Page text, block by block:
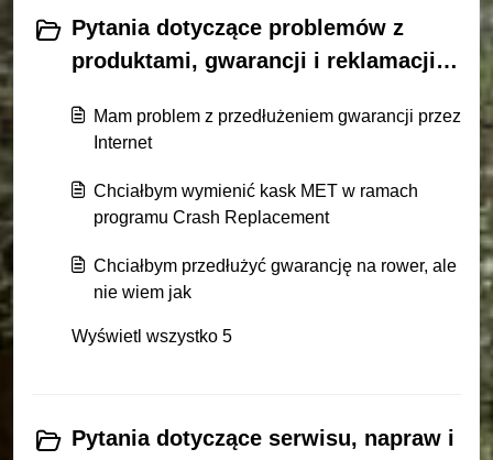
Pytania dotyczące problemów z
produktami, gwarancji i reklamacji
Mam problem z przedłużeniem gwarancji przez
Internet
Chciałbym wymienić kask MET w ramach
programu Crash Replacement
Chciałbym przedłużyć gwarancję na rower, ale
nie wiem jak
Wyświetl wszystko 5
Pytania dotyczące serwisu, napraw i